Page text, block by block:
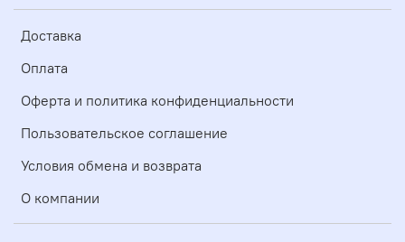
Доставка
Оплата
Оферта и политика конфиденциальности
Пользовательское соглашение
Условия обмена и возврата
О компании